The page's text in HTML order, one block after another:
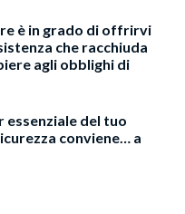
è in grado di offrirvi
che racchiuda
agli obblighi di
essenziale del tuo
conviene… a